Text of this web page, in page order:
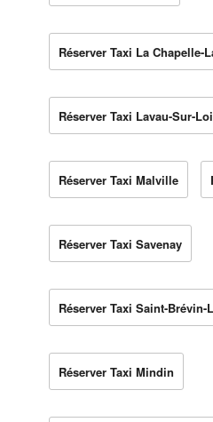
Réserver Taxi La Chapelle-
Réserver Taxi Lavau-Sur-
Réserver Taxi Malville
Réserver Taxi Savenay
Réserver Taxi Saint-Brévin-
Réserver Taxi Mindin